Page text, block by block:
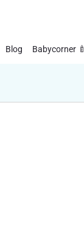
Blog Babycorner 🍼